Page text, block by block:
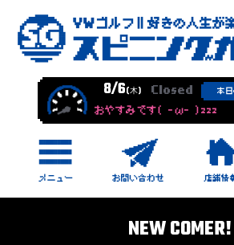
8/6(木) Closed 本
おやすみです( -ω- )zzz
NEW COMER!